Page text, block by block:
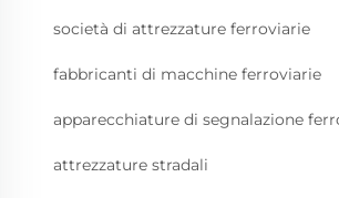
società di attrezzature ferroviarie
fabbricanti di macchine ferroviarie
apparecchiature di segnalazione
attrezzature stradali